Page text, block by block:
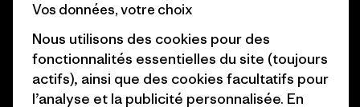
Objectifs climatiques
1% For The Planet
Comment nous
Carrières
Presse et media
Industry program
Vos données, votre choix
Nous utilisons des cookies pour des
fonctionnalités essentielles du site (toujours
actifs), ainsi que des cookies facultatifs pour
l’analyse et la publicité personnalisée. En